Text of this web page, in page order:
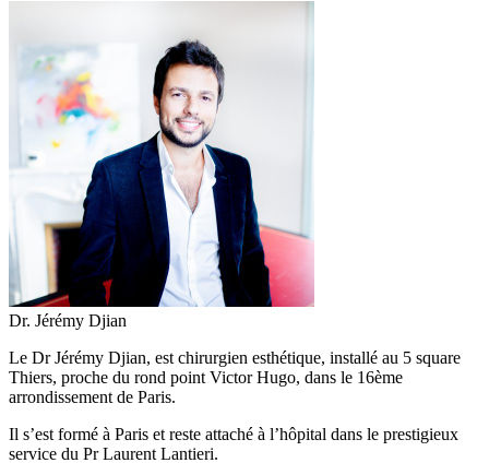
Dr. Jérémy Djian
Le Dr Jérémy Djian, est chirurgien esthétique, installé au 5 square
Thiers, proche du rond point Victor Hugo, dans le 16ème
arrondissement de Paris.
Il s’est formé à Paris et reste attaché à l’hôpital dans le prestigieux
service du Pr Laurent Lantieri.